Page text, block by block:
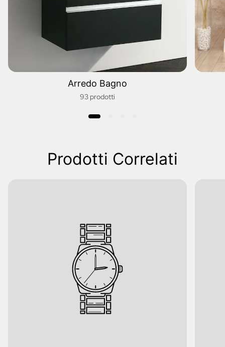
Arredo Bagno
93 prodotti
Prodotti Correlati